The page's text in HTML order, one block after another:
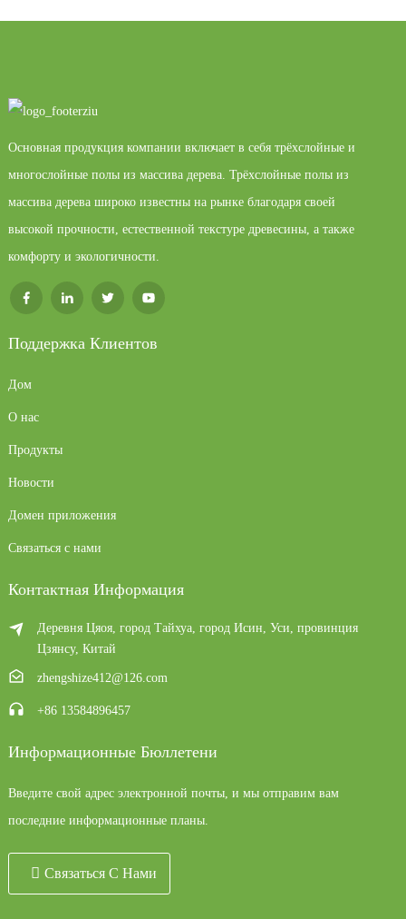
Основная продукция компании включает в себя трёхслойные и
многослойные полы из массива дерева. Трёхслойные полы из
массива дерева широко известны на рынке благодаря своей
высокой прочности, естественной текстуре древесины, а также
комфорту и экологичности.
Поддержка Клиентов
Дом
О нас
Продукты
Новости
Домен приложения
Связаться с нами
Контактная Информация
Деревня Цяоя, город Тайхуа, город Исин, ​​Уси, провинция
Цзянсу, Китай
zhengshize412@126.com
+86 13584896457
Информационные Бюллетени
Введите свой адрес электронной почты, и мы отправим вам
последние информационные планы.
Связаться С Нами